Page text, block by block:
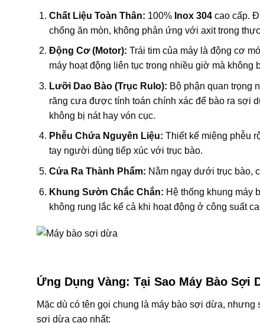
Chất Liệu Toàn Thân: 100% Inox 304cao cấp.
chống ăn mòn, không phản ứng với axit trong
Động Cơ (Motor): Trái tim của máy là động cơ
máy hoạt động liên tục trong nhiều giờ mà không
Lưỡi Dao Bào (Trục Rulo): Bộ phận quan trọng
răng cưa được tính toán chính xác để bào ra sợi
không bị nát hay vón cục.
Phễu Chứa Nguyên Liệu: Thiết kế miệng phễu
tay người dùng tiếp xúc với trục bào.
Cửa Ra Thành Phẩm: Nằm ngay dưới trục bào,
Khung Sườn Chắc Chắn: Hệ thống khung máy
không rung lắc kể cả khi hoạt động ở công suất
Ứng Dụng Vàng: Tại Sao Máy Bào Sợi
Mặc dù có tên gọi chung là máy bào sợi dừa,
sợi dừa cao nhất: